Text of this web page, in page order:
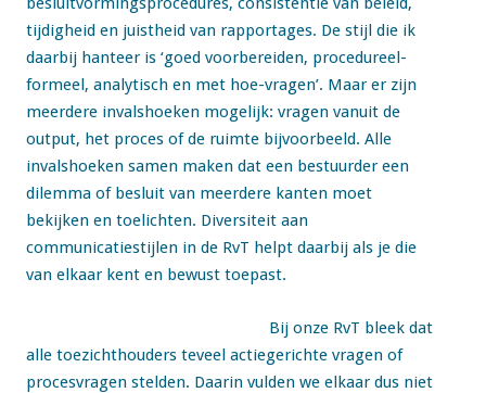
tijdigheid en juistheid van rapportages. De stijl die ik
daarbij hanteer is ‘goed voorbereiden, procedureel-
formeel, analytisch en met hoe-vragen’. Maar er zijn
meerdere invalshoeken mogelijk: vragen vanuit de
output, het proces of de ruimte bijvoorbeeld. Alle
invalshoeken samen maken dat een bestuurder een
dilemma of besluit van meerdere kanten moet
bekijken en toelichten. Diversiteit aan
communicatiestijlen in de RvT helpt daarbij als je die
van elkaar kent en bewust toepast.
Bij onze RvT bleek dat
alle toezichthouders teveel actiegerichte vragen of
procesvragen stelden. Daarin vulden we elkaar dus niet